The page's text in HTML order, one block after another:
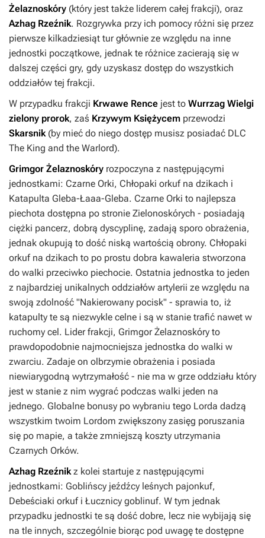
Żelaznoskóry (który jest także liderem całej frakcji), oraz
Azhag Rzeźnik. Rozgrywka przy ich pomocy różni się przez
pierwsze kilkadziesiąt tur głównie ze względu na inne
jednostki początkowe, jednak te różnice zacierają się w
dalszej części gry, gdy uzyskasz dostęp do wszystkich
oddziałów tej frakcji.
W przypadku frakcji Krwawe Rence jest to Wurrzag Wielgi
zielony prorok, zaś Krzywym Księżycem przewodzi
Skarsnik(by mieć do niego dostęp musisz posiadać DLC
The King and the Warlord).
Grimgor Żelaznoskóry rozpoczyna z następującymi
jednostkami: Czarne Orki, Chłopaki orkuf na dzikach i
Katapulta Gleba-Łaaa-Gleba. Czarne Orki to najlepsza
piechota dostępna po stronie Zielonoskórych - posiadają
ciężki pancerz, dobrą dyscyplinę, zadają sporo obrażenia,
jednak okupują to dość niską wartością obrony. Chłopaki
orkuf na dzikach to po prostu dobra kawaleria stworzona
do walki przeciwko piechocie. Ostatnia jednostka to jeden
z najbardziej unikalnych oddziałów artylerii ze względu na
swoją zdolność "Nakierowany pocisk" - sprawia to, iż
katapulty te są niezwykle celne i są w stanie trafić nawet w
ruchomy cel. Lider frakcji, Grimgor Żelaznoskóry to
prawdopodobnie najmocniejsza jednostka do walki w
zwarciu. Zadaje on olbrzymie obrażenia i posiada
niewiarygodną wytrzymałość - nie ma w grze oddziału który
jest w stanie z nim wygrać podczas walki jeden na
jednego. Globalne bonusy po wybraniu tego Lorda dadzą
wszystkim twoim Lordom zwiększony zasięg poruszania
się po mapie, a także zmniejszą koszty utrzymania
Czarnych Orków.
Azhag Rzeźnikz kolei startuje z następującymi
jednostkami: Goblińscy jeźdźcy leśnych pajonkuf,
Debeściaki orkuf i Łucznicy goblinuf. W tym jednak
przypadku jednostki te są dość dobre, lecz nie wybijają się
na tle innych, szczególnie biorąc pod uwagę te dostępne